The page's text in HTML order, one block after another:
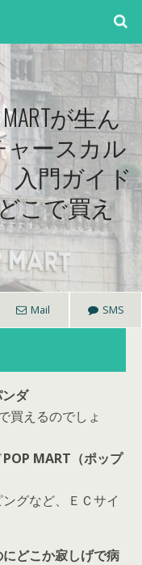
が生ん
ースカル
入門ガイド
こで買え
Mail SMS
ダ
買えるのでしょ
POP MART（ポップ
グなど、ＥＣサイ
にどこか寂しげで病